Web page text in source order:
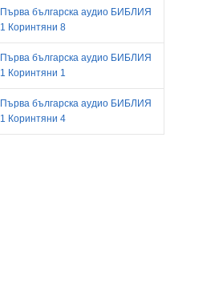
Първа българска аудио БИБЛИЯ
1 Коринтяни 8
Първа българска аудио БИБЛИЯ
1 Коринтяни 1
Първа българска аудио БИБЛИЯ
1 Коринтяни 4